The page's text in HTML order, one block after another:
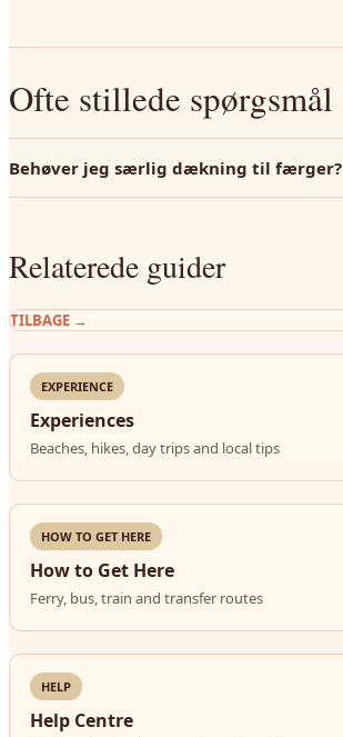
Ofte stillede spørgsmål
Behøver jeg særlig dækning til færger?
Relaterede guider
TILBAGE →
EXPERIENCE
Experiences
Beaches, hikes, day trips and local tips
HOW TO GET HERE
How to Get Here
Ferry, bus, train and transfer routes
HELP
Help Centre